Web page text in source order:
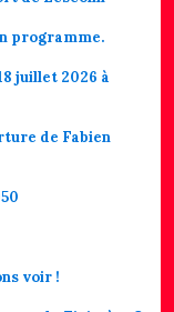
programme.
juillet 2026 à
de Fabien
voir !